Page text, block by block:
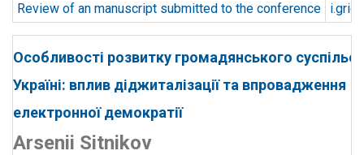
Review of an manuscript submitted to the conference
Особливості розвитку громадянського
Україні: вплив діджиталізації та впровадження
електронної демократії
Arsenii Sitnikov